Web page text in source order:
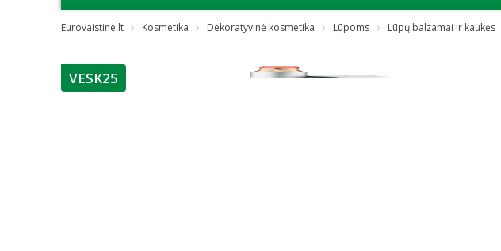
Eurovaistine.lt Kosmetika Dekoratyvinė kosmetika Lūpoms Lūpų balzamai ir kaukės
patarimas
VESK25